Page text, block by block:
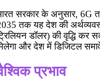
सरकार के अनुसार, 6G
तक यह देश की
डॉलर) की वृद्धि कर
और देश में डिजिटल
प्रभाव